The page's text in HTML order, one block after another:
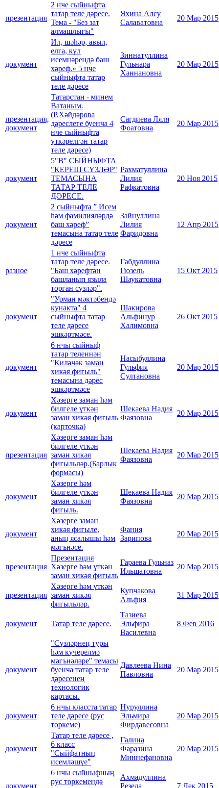
презентация
2 нче сыйныфта
татар теле дәресе.
Тема - "Без зат
алмашлыгы"
Яхина Алсу
Салаватовна
20 Мар 2015
документ
Ил, шәһәр, авыл,
елга, күл
исемнәрендә баш
хәреф.» 5 нче
сыйныфта татар
теле дәресе
Зиннатуллина
Гульнара
Ханнановна
20 Мар 2015
презентация,
документ
Татарстан - минем
Ватаным.
(Р.Хәйдәрова
дәреслеге буенча 4
нче сыйныфта
үткәрелгән татар
теле дәресе)
Сагдиева Ляля
Фоатовна
20 Мар 2015
документ
5"В" СЫЙНЫФТА
"КЕРЕШ СҮЗЛӘР"
ТЕМАСЫНА
ТАТАР ТЕЛЕ
ДӘРЕСЕ.
Рахматуллина
Лилия
Рафкатовна
20 Ноя 2015
документ
2 сыйныфта ” Исем
һәм фамилияләрдә
баш хәреф”
темасына татар теле
дәресе
Зайнуллина
Лилия
Фаридовна
12 Апр 2015
разное
1 нче сыйныфта
татар теле дәресе.
"Баш хәрефтән
башланып языла
торган сүзләр".
Габдуллина
Гюзель
Шаукатовна
15 Окт 2015
документ
"Урман мәктәбендә
кунакта" 4
сыйныфта татар
теле дәресе
эшкәртмәсе.
Шакирова
Альфинур
Халимовна
26 Окт 2015
документ
6 нчы сыйныф
татар теленнән
"Киләчәк заман
хикәя фигыль"
темасына дәрес
эшкәртмәсе
Насыбуллина
Гульфия
Султановна
20 Мар 2015
документ
Хәзерге заман һәм
билгеле үткән
заман хикәя фигыль
(карточка)
Шекаева Надия
Фаязовна
20 Мар 2015
презентация
Хәзерге заман һәм
билгеле үткән
заман хикәя
фигыльләр.(Барлык
формасы)
Шекаева Надия
Фаязовна
20 Мар 2015
документ
Хәзерге һәм
билгеле үткән
заман хикәя
фигыль.
Шекаева Надия
Фаязовна
20 Мар 2015
документ
Хәзерге заман
хикәя фигыле,
аның ясалышы һәм
мәгънәсе.
Фания
Зарипова
20 Мар 2015
презентация
Презентация
Хәзерге һәм үткән
заман хикәя фигыль
Гараева Гульназ
Ильшатовна
20 Мар 2015
презентация
Хәзерге һәм үткән
заман хикәя
фигыльләр.
Купчакова
Альфия
31 Мар 2015
документ Татар теле дәресе.
Тазиева
Эльфира
Василевна
8 Фев 2016
документ
"Сүзләрнең туры
һәм күчерелмә
мәгънәләре" темасы
буенча татар теле
дәресенең
технологик
картасы.
Давлеева Нина
Павловна
20 Мар 2015
документ
6 нчы класста татар
теле дәресе (рус
төркеме)
Нуруллина
Эльмира
Фирдавесовна
20 Мар 2015
документ
Татар теле дәресе ,
6 класс
"Сыйфатның
исемләшүе"
Галина
Фаразина
Миннефановна
20 Мар 2015
документ
6 нчы сыйныфның
рус төркемендә
Ахмадуллина
Резеда
7 Дек 2015